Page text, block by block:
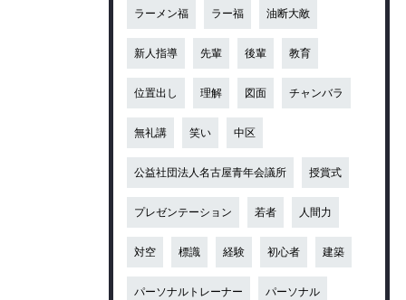
ラーメン福 ラー福 油断大敵
新人指導 先輩 後輩 教育
位置出し 理解 図面 チャンバラ
無礼講 笑い 中区
公益社団法人名古屋青年会議所 授賞式
プレゼンテーション 若者 人間力
対空 標識 経験 初心者 建築
パーソナルトレーナー パーソナル